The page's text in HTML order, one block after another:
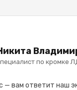
по кромке
— вам ответит наш